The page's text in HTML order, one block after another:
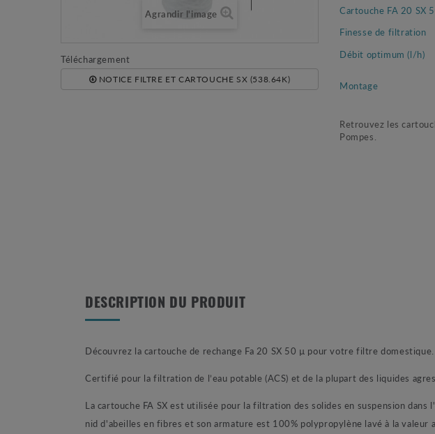
Agrandir l'image
Téléchargement
NOTICE FILTRE ET CARTOUCHE SX (538.64K)
Cartouche FA 20 SX
Finesse de filtration
Débit optimum (l/h)
Montage
Retrouvez les
Pompes.
DESCRIPTION DU PRODUIT
Découvrez la cartouche de rechange Fa 20 SX 50 µ pour votre filtre domestique.
Certifié pour la filtration de l’eau potable (ACS) et de la plupart des liquides
La cartouche FA SX est utilisée pour la filtration des solides en suspension
nid d'abeilles en fibres et son armature est 100% polypropylène lavé à la